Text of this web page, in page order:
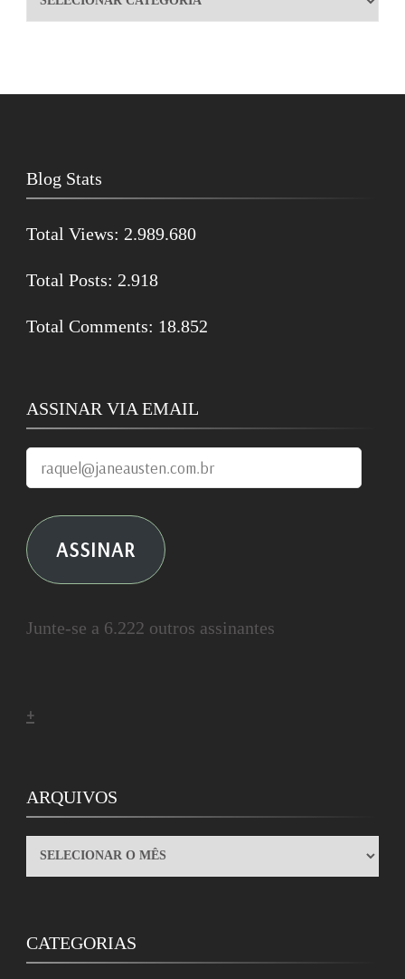
Blog Stats
Total Views: 2.989.680
Total Posts: 2.918
Total Comments: 18.852
ASSINAR VIA EMAIL
raquel@janeausten.com.br
ASSINAR
Junte-se a 6.222 outros assinantes
+
ARQUIVOS
ARQUIVOS
CATEGORIAS